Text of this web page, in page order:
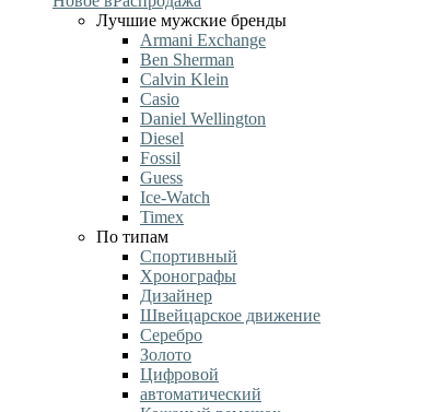
Лучшие мужские бренды
Armani Exchange
Ben Sherman
Calvin Klein
Casio
Daniel Wellington
Diesel
Fossil
Guess
Ice-Watch
Timex
По типам
Спортивный
Хронографы
Дизайнер
Швейцарское движение
Серебро
Золото
Цифровой
автоматический